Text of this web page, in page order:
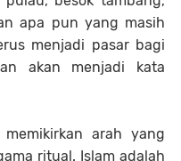
apa pun yang masih
menjadi pasar bagi
akan menjadi kata
arah yang
ritual. Islam adalah